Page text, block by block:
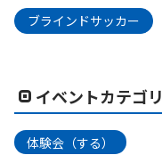
ブラインドサッカー
イベントカテゴリ
体験会（する）